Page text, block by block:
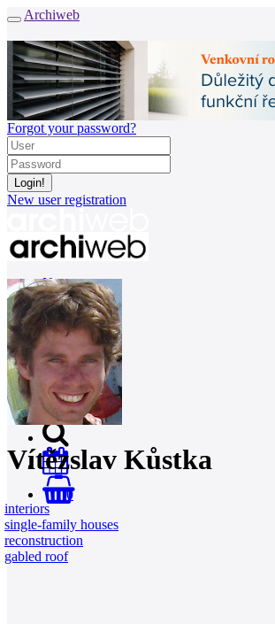
Archiweb
Forgot your password?
New user registration
News
Architects
Buildings
Catalogue
E-shop
Job find165
cz
0
Vítězslav Kůstka
interiors
single-family houses
reconstruction
gabled roof